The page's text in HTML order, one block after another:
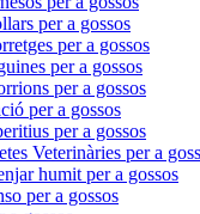
per a gossos
per a gossos
per a gossos
per a gossos
per a gossos
per a gossos
Veterinàries per a
humit per a gossos
per a gossos